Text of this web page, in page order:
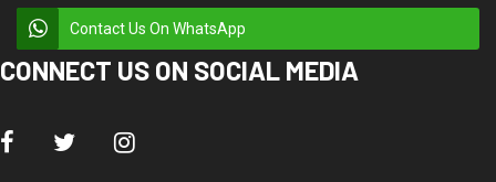
Contact Us On WhatsApp
CONNECT US ON SOCIAL MEDIA